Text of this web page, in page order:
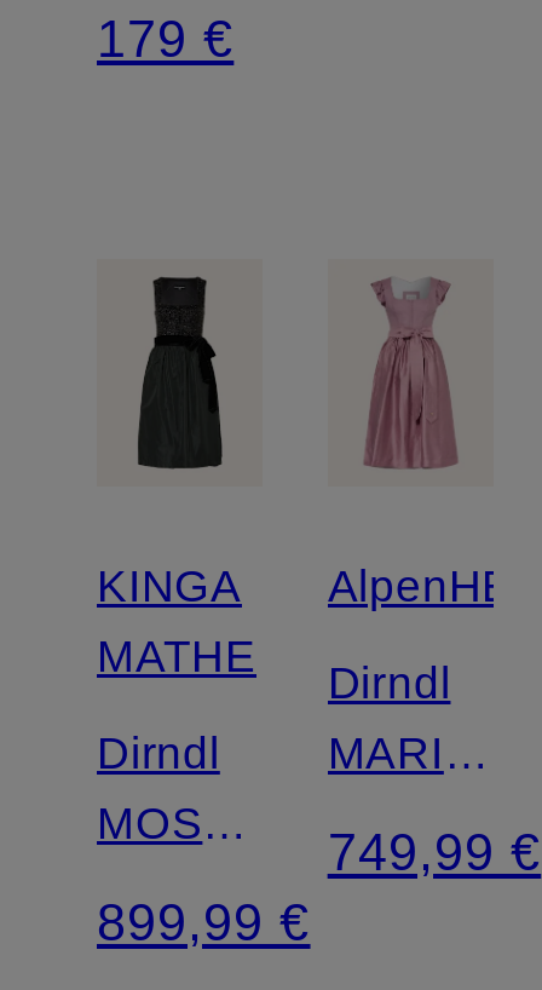
179 €
KINGA
MATHE
Dirndl
MOSTAR
mit
Glitzergarn
899,99 €
Dirndl
MARIE
mit
Leinen
749,99 €